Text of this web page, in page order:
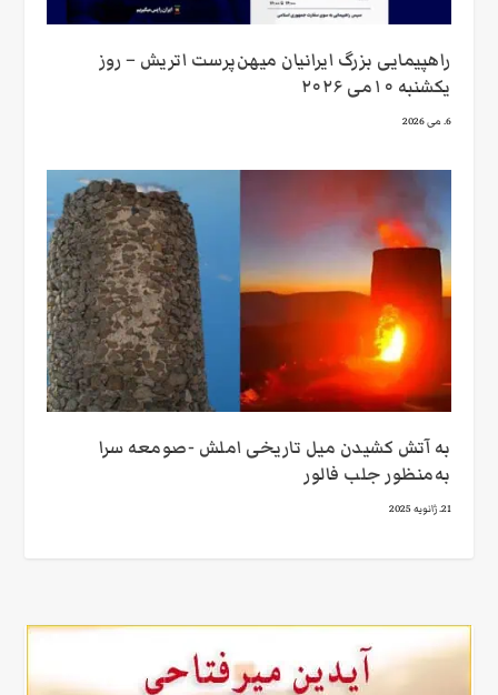
راهپیمایی بزرگ ایرانیان میهن‌پرست اتریش – روز
یکشنبه ۱۰می ۲۰۲۶
6. می 2026
به آتش کشیدن میل تاریخی املش -صومعه سرا
به‌منظور جلب فالور
21. ژانویه 2025